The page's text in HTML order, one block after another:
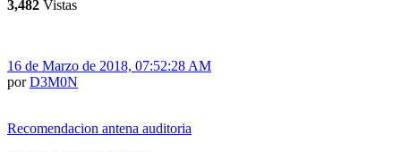
3,482 Vistas
16 de Marzo de 2018, 07:52:28 AM
porD3M0N
Recomendacion antena auditoria